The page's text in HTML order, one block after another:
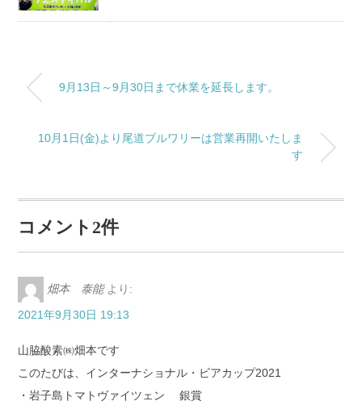
9月13日～9月30日まで休業を延長します。
10月1日(金)より尾道ブルワリーは営業再開いたしま
す
コメント2件
畑本 泰能 より:
2021年9月30日 19:13
山脇酸素㈱畑本です
このたびは、インターナショナル・ビアカップ2021
・岩子島トマトヴァイツェン 銀賞